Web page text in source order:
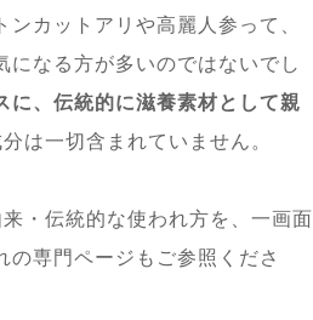
カットアリや高麗人参って、
になる方が多いのではないでし
に、伝統的に滋養素材として親
は一切含まれていません。
・伝統的な使われ方を、一画面
専門ページもご参照くださ